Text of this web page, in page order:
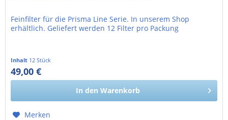
Feinfilter für die Prisma Line Serie. In unserem Shop
erhältlich. Geliefert werden 12 Filter pro Packung
Inhalt 12 Stück
49,00 €
41,18 € exkl. MwSt.
In den Warenkorb
Merken